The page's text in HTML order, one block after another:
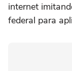
internet
federal para